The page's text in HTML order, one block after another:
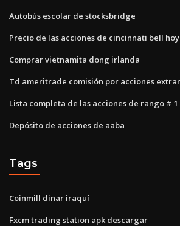
Autobús escolar de stocksbridge
Precio de las acciones de cincinnati bell hoy
Comprar vietnamita dong irlanda
Td ameritrade comisión por acciones
Lista completa de las acciones de rango #
Depósito de acciones de aaba
Tags
Coinmill dinar iraquí
Fxcm trading station apk descargar